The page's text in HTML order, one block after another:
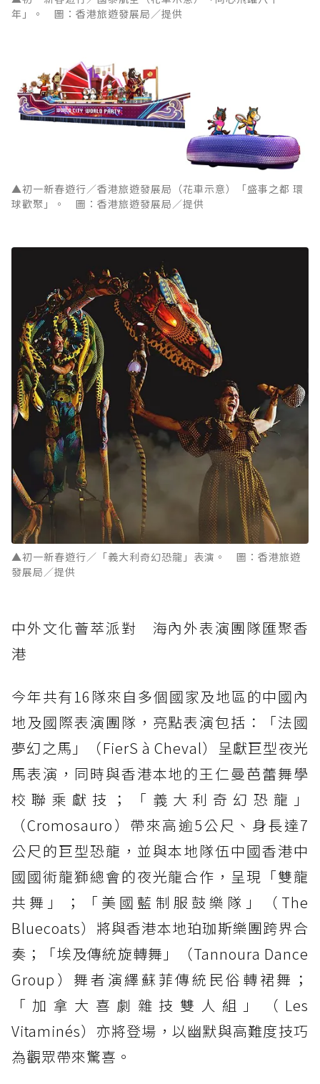
年」。 圖：香港旅遊發展局／提供
▲初一新春遊行／香港旅遊發展局（花車示意）「盛事之都 環
球歡聚」。 圖：香港旅遊發展局／提供
▲初一新春遊行／「義大利奇幻恐龍」表演。 圖：香港旅遊
發展局／提供
中外文化薈萃派對 海內外表演團隊匯聚香
港
今年共有16隊來自多個國家及地區的中國內
地及國際表演團隊，亮點表演包括：「法國
夢幻之馬」（FierS à Cheval）呈獻巨型夜光
馬表演，同時與香港本地的王仁曼芭蕾舞學
校聯乘獻技；「義大利奇幻恐龍」
（Cromosauro）帶來高逾5公尺、身長達7
公尺的巨型恐龍，並與本地隊伍中國香港中
國國術龍獅總會的夜光龍合作，呈現「雙龍
共舞」；「美國藍制服鼓樂隊」（The
Bluecoats）將與香港本地珀珈斯樂團跨界合
奏；「埃及傳統旋轉舞」（Tannoura Dance
Group）舞者演繹蘇菲傳統民俗轉裙舞；
「加拿大喜劇雜技雙人組」（Les
Vitaminés）亦將登場，以幽默與高難度技巧
為觀眾帶來驚喜。